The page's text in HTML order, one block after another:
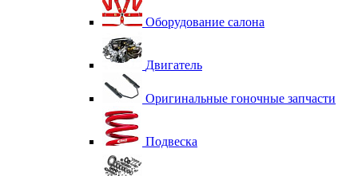
Оборудование салона
Двигатель
Оригинальные гоночные запчасти
Подвеска